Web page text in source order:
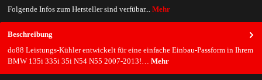
Beschreibung
do88 Leistungs-Kühler entwickelt für eine einfache Einbau-Passform in Ihrem
BMW 135i 335i 35i N54 N55 2007-2013!… Mehr
Folgende Infos zum Hersteller sind verfübar... Mehr